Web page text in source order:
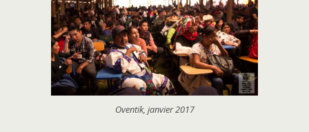
Oventik, janvier 2017